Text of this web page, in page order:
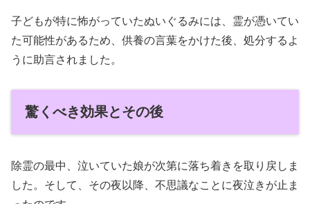
子どもが特に怖がっていたぬいぐるみには、霊が憑いてい
た可能性があるため、供養の言葉をかけた後、処分するよ
うに助言されました。
驚くべき効果とその後
除霊の最中、泣いていた娘が次第に落ち着きを取り戻しま
した。そして、その夜以降、不思議なことに夜泣きが止ま